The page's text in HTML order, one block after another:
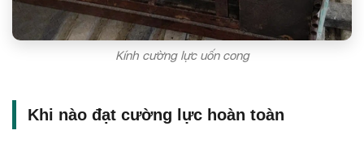
Kính cường lực uốn cong
Khi nào đạt cường lực hoàn toàn